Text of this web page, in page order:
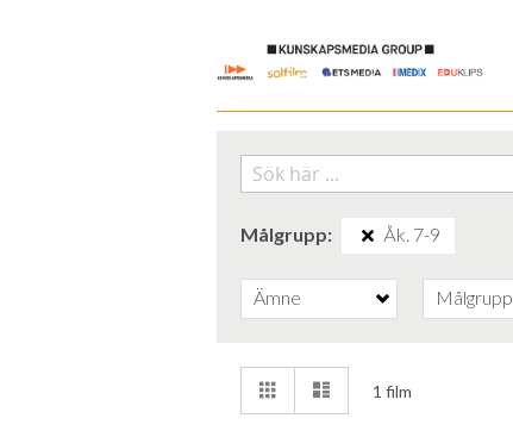
Content
Målgrupp Åk. 7-9
Ämne Målgrupp
Visa
som
Rutnät 1 film